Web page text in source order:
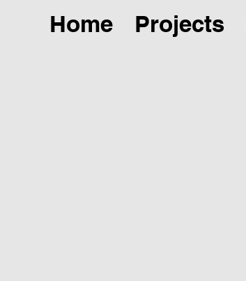
Home Projects